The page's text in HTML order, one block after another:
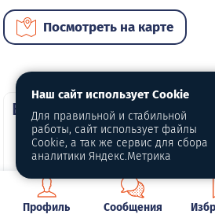
Посмотреть на карте
ВИП автомобили
Профиль Сообщения
Наш сайт использует Cookie
Для правильной и стабильной
работы, сайт использует файлы
Cookie, а так же сервис для сбора
аналитики Яндекс.Метрика